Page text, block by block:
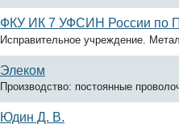
ФКУ ИК 7 УФСИН России по
Исправительное учреждение.
Элеком
Производство: постоянные
Юдин Д. В.